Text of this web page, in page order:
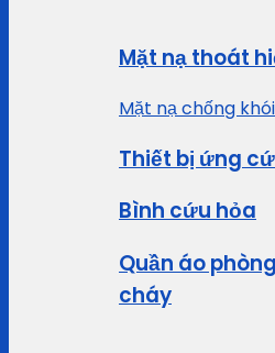
Mặt nạ thoát
Mặt nạ chống khói
Thiết bị ứng
Bình cứu hỏa
Quần áo
cháy